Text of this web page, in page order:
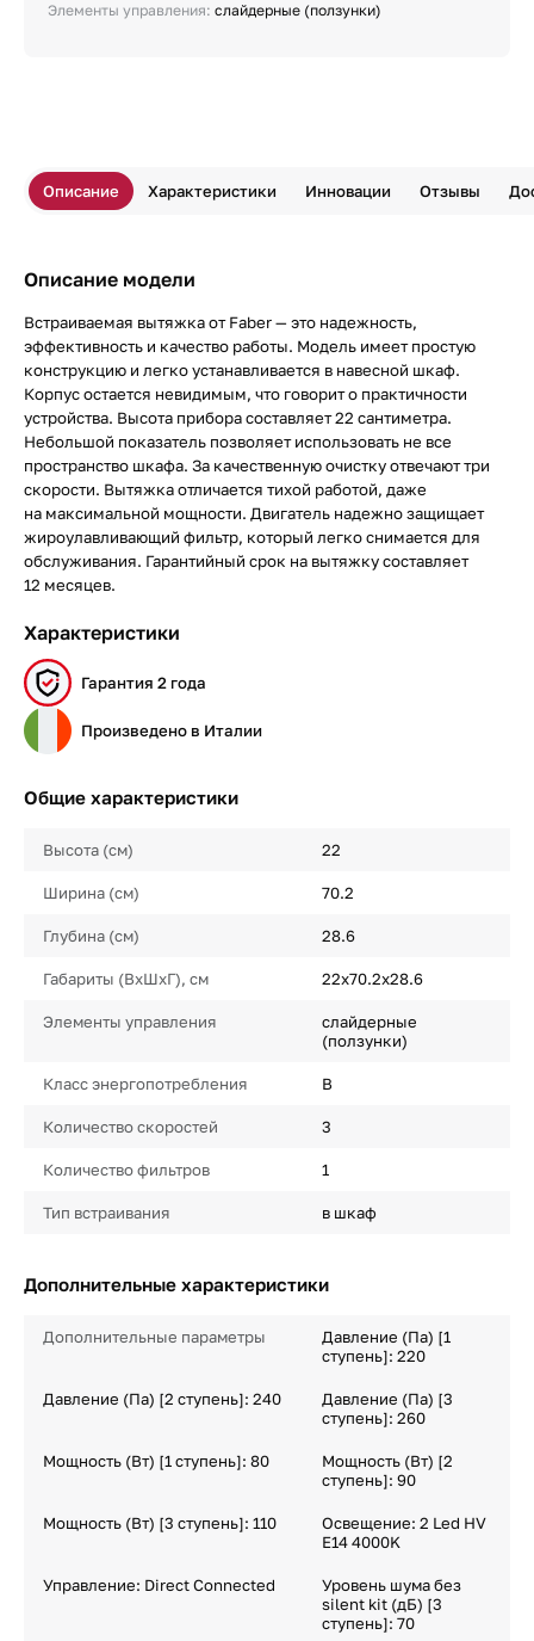
Элементы управления: слайдерные (ползунки)
Описание Характеристики Инновации Отзывы
Описание модели
Встраиваемая вытяжка от Faber — это надежность,
эффективность и качество работы. Модель имеет простую
конструкцию и легко устанавливается в навесной шкаф.
Корпус остается невидимым, что говорит о практичности
устройства. Высота прибора составляет 22 сантиметра.
Небольшой показатель позволяет использовать не все
пространство шкафа. За качественную очистку отвечают три
скорости. Вытяжка отличается тихой работой, даже
на максимальной мощности. Двигатель надежно защищает
жироулавливающий фильтр, который легко снимается для
обслуживания. Гарантийный срок на вытяжку составляет
12 месяцев.
Характеристики
Гарантия 2 года
Произведено в Италии
Общие характеристики
Высота (см) 22
Ширина (см) 70.2
Глубина (см) 28.6
Габариты (ВхШхГ), см 22х70.2х28.6
Элементы управления
слайдерные
(ползунки)
Класс энергопотребления B
Количество скоростей 3
Количество фильтров 1
Тип встраивания в шкаф
Дополнительные характеристики
Дополнительные параметры
Давление (Па) [1
ступень]: 220
Давление (Па) [2 ступень]: 240
Давление (Па) [3
ступень]: 260
Мощность (Вт) [1 ступень]: 80
Мощность (Вт) [2
ступень]: 90
Мощность (Вт) [3 ступень]: 110
Освещение: 2 Led HV
E14 4000K
Управление: Direct Connected
Уровень шума без
silent kit (дБ) [3
ступень]: 70